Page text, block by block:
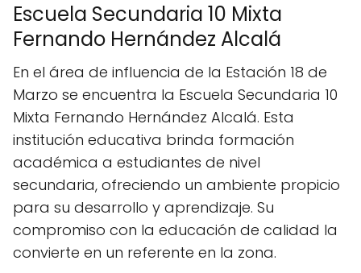
Escuela Secundaria 10 Mixta
Fernando Hernández Alcalá
En el área de influencia de la Estación 18 de
Marzo se encuentra la Escuela Secundaria 10
Mixta Fernando Hernández Alcalá. Esta
institución educativa brinda formación
académica a estudiantes de nivel
secundaria, ofreciendo un ambiente propicio
para su desarrollo y aprendizaje. Su
compromiso con la educación de calidad la
convierte en un referente en la zona.